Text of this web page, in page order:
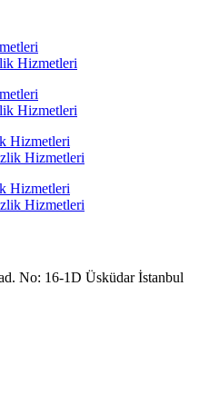
Hizmetleri
Hizmetleri
Hizmetleri
Hizmetleri
Hizmetleri
Hizmetleri
No: 16-1D Üsküdar İstanbul